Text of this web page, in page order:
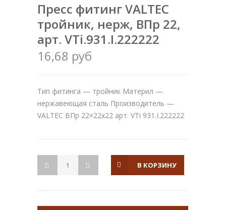
Пресс фитинг VALTEC
тройник, нерж, ВПр 22,
арт. VTi.931.I.222222
16,68 руб
Тип фитинга — тройник Материл —
нержавеющая сталь Производитель —
VALTEC ВПр 22×22х22 арт. VTi 931.I.222222
В КОРЗИНУ